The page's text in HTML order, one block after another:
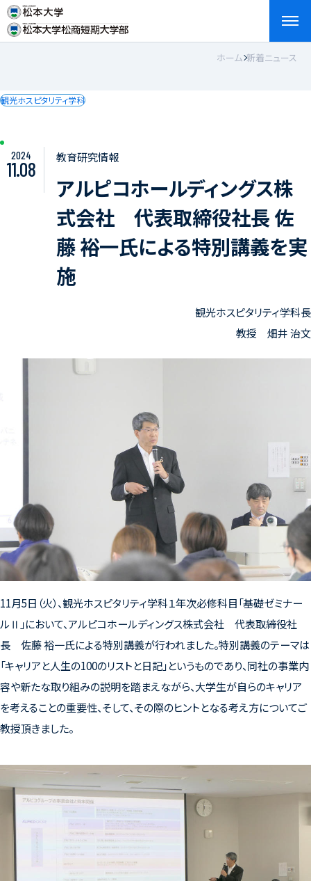
English
ホーム 新着ニュース
観光ホスピタリティ学科
2024
11.08
教育研究情報
アルピコホールディングス株
式会社 代表取締役社長 佐
藤 裕一氏による特別講義を実
施
観光ホスピタリティ学科長
教授 畑井 治文
11月5日（火）、観光ホスピタリティ学科１年次必修科目「基礎ゼミナー
ルⅡ」において、アルピコホールディングス株式会社 代表取締役社
長 佐藤 裕一氏による特別講義が行われました。特別講義のテーマは
「キャリアと人生の100のリストと日記」というものであり、同社の事業内
容や新たな取り組みの説明を踏まえながら、大学生が自らのキャリア
を考えることの重要性、そして、その際のヒントとなる考え方についてご
教授頂きました。